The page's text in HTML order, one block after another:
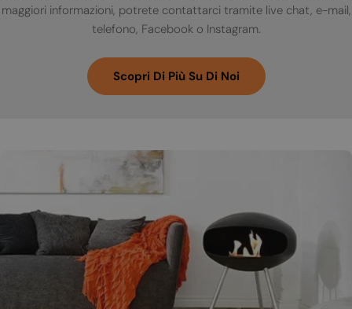
maggiori informazioni, potrete contattarci tramite live chat, e-mail,
telefono, Facebook o Instagram.
Scopri Di Più Su Di Noi